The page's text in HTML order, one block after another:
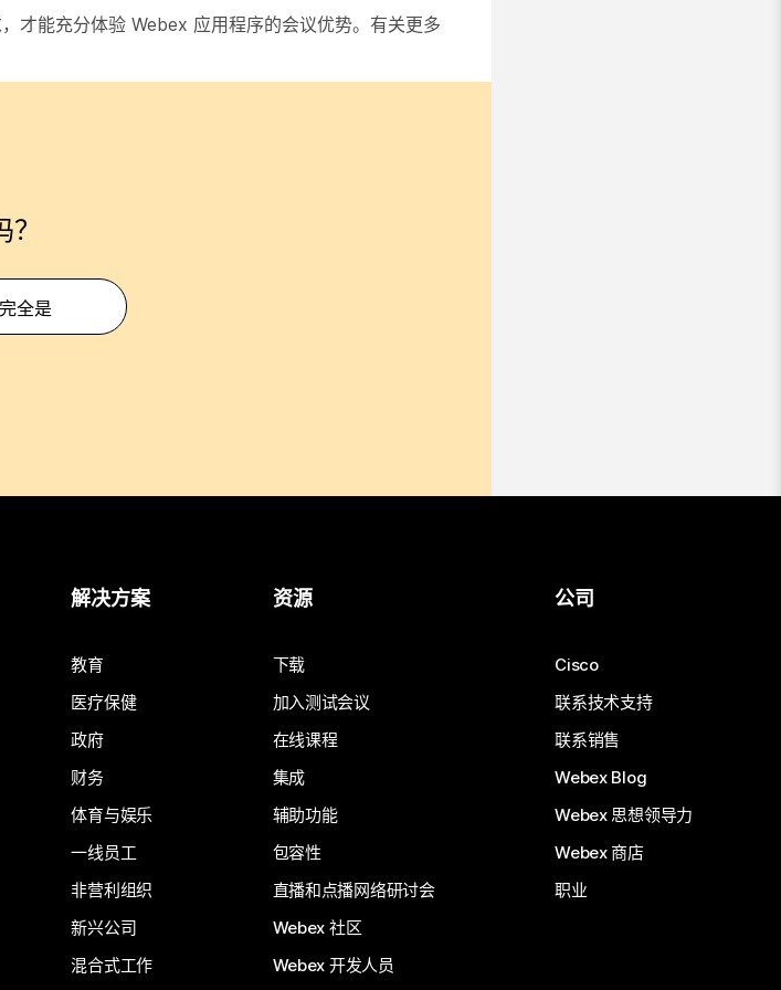
才能充分体验 Webex 应用程序的会议优势。有关更多
全是
解决方案
教育
医疗保健
政府
财务
体育与娱乐
一线员工
非营利组织
新兴公司
混合式工作
资源
下载
加入测试会议
在线课程
集成
辅助功能
包容性
直播和点播网络研讨会
Webex 社区
Webex 开发人员
公司
Cisco
联系技术支持
联系销售
Webex Blog
Webex 思想领导力
Webex 商店
职业